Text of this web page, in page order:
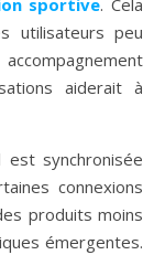
sportive. Cela
utilisateurs peu
aiderait à
est synchronisée
connexions
produits moins
émergentes.